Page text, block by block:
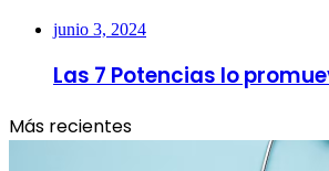
junio 3, 2024
Las 7 Potencias lo
Más recientes